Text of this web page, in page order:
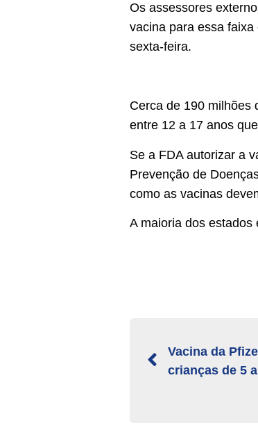
Os assessores
vacina para essa
sexta-feira.
Cerca de 190 milhões
entre 12 a 17 anos
Se a FDA autorizar a
Prevenção de
como as vacinas
A maioria dos
Vacina da
crianças de 5